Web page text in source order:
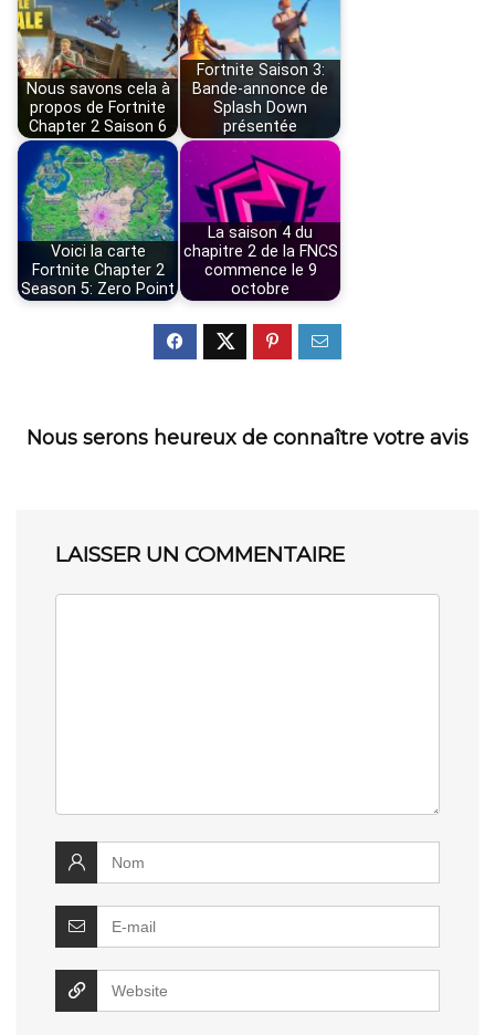
Nous savons cela à
propos de Fortnite
Chapter 2 Saison 6
Fortnite Saison 3:
Bande-annonce de
Splash Down
présentée
Voici la carte
Fortnite Chapter 2
Season 5: Zero Point
La saison 4 du
chapitre 2 de la FNCS
commence le 9
octobre
Nous serons heureux de connaître votre avis
LAISSER UN COMMENTAIRE